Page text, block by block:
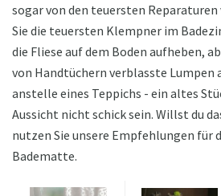
sogar von den teuersten Reparaturen
Sie die teuersten Klempner im
die Fliese auf dem Boden aufheben,
von Handtüchern verblasste Lumpen
anstelle eines Teppichs - ein altes
Aussicht nicht schick sein. Willst du
nutzen Sie unsere Empfehlungen für
Badematte.